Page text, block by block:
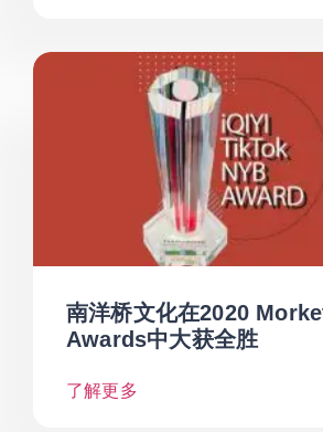
南洋桥文化在2020
Awards中大获全胜
了解更多